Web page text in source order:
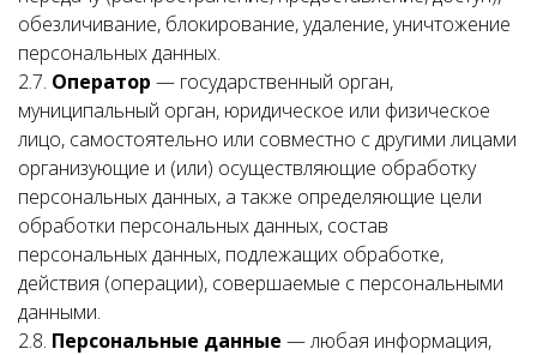
обезличивание, блокирование, удаление, уничтожение
персональных данных.
2.7. Оператор — государственный орган,
муниципальный орган, юридическое или физическое
лицо, самостоятельно или совместно с другими лицами
организующие и (или) осуществляющие обработку
персональных данных, а также определяющие цели
обработки персональных данных, состав
персональных данных, подлежащих обработке,
действия (операции), совершаемые с персональными
данными.
2.8. Персональные данные — любая информация,